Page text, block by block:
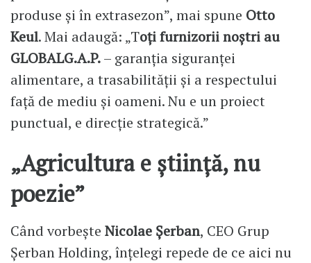
produse și în extrasezon”, mai spune Otto
Keul. Mai adaugă: „Toți furnizorii noștri au
GLOBALG.A.P.– garanția siguranței
alimentare, a trasabilității și a respectului
față de mediu și oameni. Nu e un proiect
punctual, e direcție strategică.”
„Agricultura e știință, nu
poezie”
Când vorbește Nicolae Șerban, CEO Grup
Șerban Holding, înțelegi repede de ce aici nu